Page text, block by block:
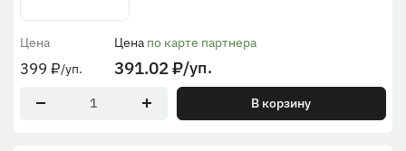
Цена
399 ₽/уп.
Цена по карте партнера
391.02₽/уп.
В корзину